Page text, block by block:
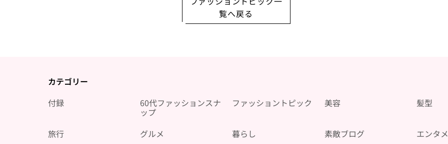
覧へ戻る
カテゴリー
付録
60代ファッションスナ
ップ
ファッショントピック 美容 髪型
旅行 グルメ 暮らし 素敵ブログ エンタメ